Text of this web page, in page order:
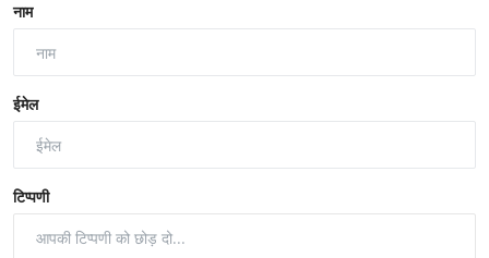
नाम
ईमेल
टिप्पणी